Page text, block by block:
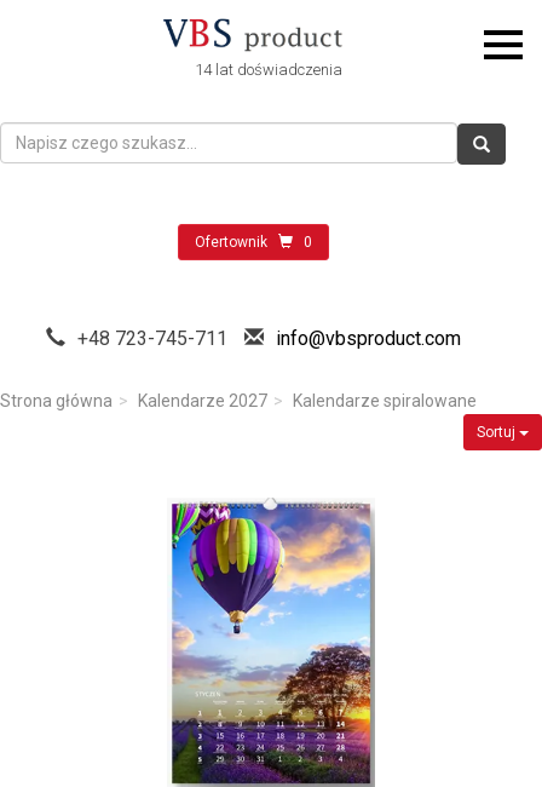
14 lat doświadczenia
Ofertownik 0
+48 723-745-711 info@vbsproduct.com
Strona główna Kalendarze 2027 Kalendarze spiralowane
Sortuj